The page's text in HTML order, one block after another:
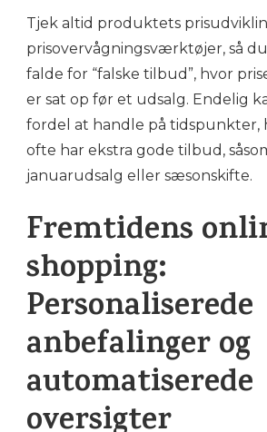
Tjek altid produktets
prisovervågningsværktøjer, så
falde for “falske tilbud”, hvor
er sat op før et udsalg. Endelig
fordel at handle på tidspunkter,
ofte har ekstra gode tilbud,
januarudsalg eller sæsonskifte.
Fremtidens
shopping:
Personaliserede
anbefalinger og
automatiserede